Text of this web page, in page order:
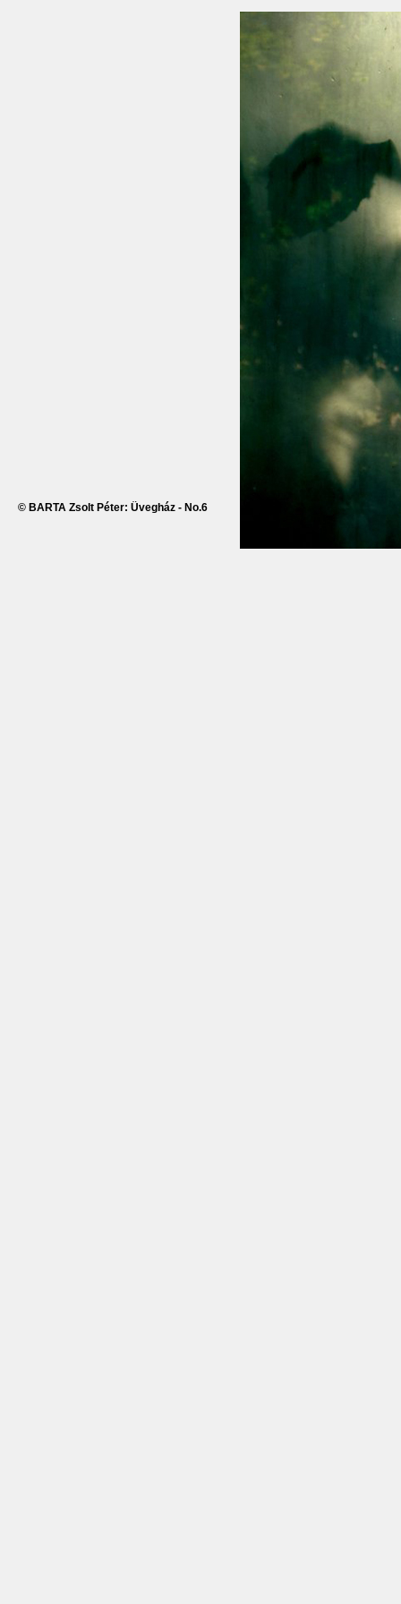
© BARTA Zsolt Péter: Üvegház - No.6